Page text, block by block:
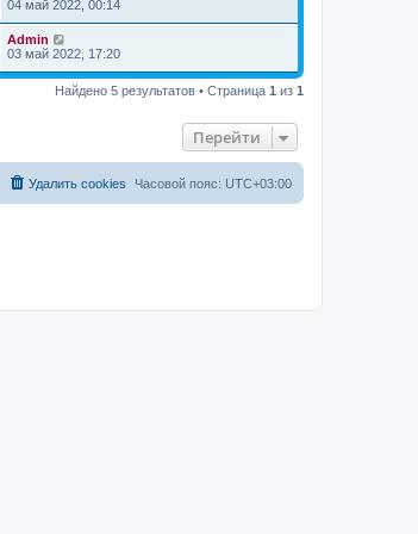
04 май 2022, 00:14
Admin
03 май 2022, 17:20
Найдено 5 результатов • Страница 1 из 1
Перейти
Часовой пояс: UTC+03:00
Удалить cookies